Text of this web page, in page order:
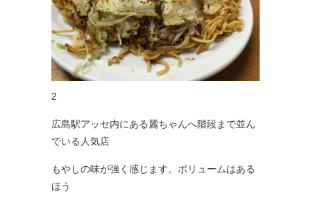
2
広島駅アッセ内にある麗ちゃんへ階段まで並ん
でいる人気店
もやしの味が強く感じます。ボリュームはある
ほう